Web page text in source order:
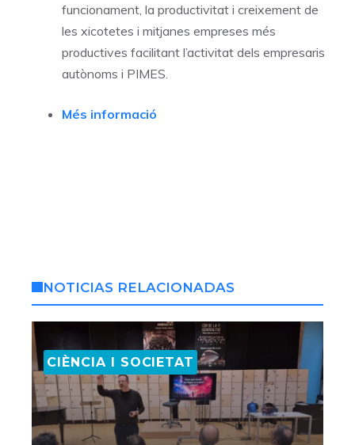
funcionament, la productivitat i creixement de
les xicotetes i mitjanes empreses més
productives facilitant l’activitat dels empresaris
autònoms i PIMES.
Més informació
NOTICIAS RELACIONADAS
CIÈNCIA I SOCIETAT